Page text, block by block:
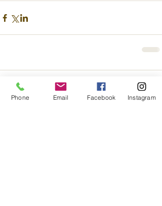
Comments
Phone Email Facebook Instagram